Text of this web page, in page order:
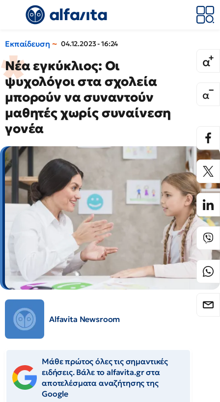
Εκπαίδευση 04.12.2023 - 16:24
Νέα εγκύκλιος: Οι
ψυχολόγοι στα σχολεία
μπορούν να συναντούν
μαθητές χωρίς συναίνεση
γονέα
Alfavita Newsroom
Μάθε πρώτος όλες τις σημαντικές
ειδήσεις. Βάλε το alfavita.gr στα
αποτελέσματα αναζήτησης της
Google